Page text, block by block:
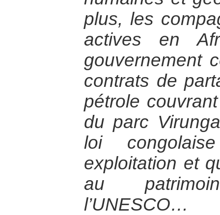
plus, les
actives en
gouvernement
contrats de
pétrole
du parc
loi
exploitation et
au
l’UNESCO…